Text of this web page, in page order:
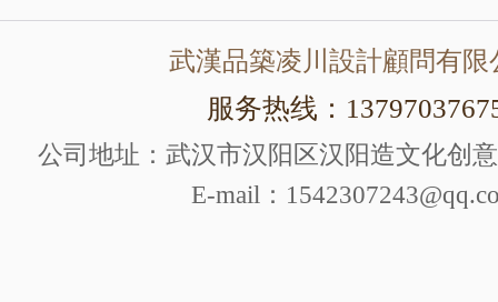
武漢品築凌川設計顧問有限
服务热线：
公司地址：武汉市汉阳区汉阳造文化创
E-mail：